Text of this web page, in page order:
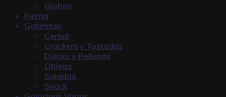
Globos
Fierita
Galletitas
Cereal
Crackers y Tostadas
Dulces y Rellenas
Obleas
Saladas
Snack